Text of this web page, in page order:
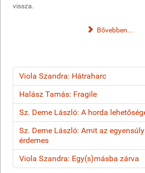
vissza.
Bővebben...
Viola Szandra: Hátraharc
Halász Tamás: Fragile
Sz. Deme László: A horda
Sz. Deme László: Amit az
érdemes
Viola Szandra: Egy(s)másba zárva